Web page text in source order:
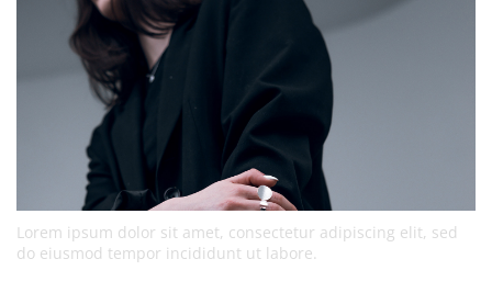
Lorem ipsum dolor sit amet, consectetur adipiscing elit, sed
do eiusmod tempor incididunt ut labore.